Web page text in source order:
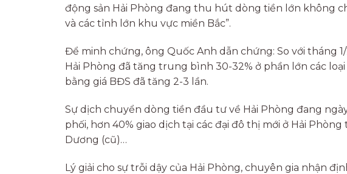
động sản Hải Phòng đang thu hút dòng tiền lớn không
và các tỉnh lớn khu vực miền Bắc”.
Để minh chứng, ông Quốc Anh dẫn chứng: So với tháng
Hải Phòng đã tăng trung bình 30-32% ở phần lớn các
bằng giá BĐS đã tăng 2-3 lần.
Sự dịch chuyển dòng tiền đầu tư về Hải Phòng đang
phối, hơn 40% giao dịch tại các đại đô thị mới ở Hải
Dương (cũ)…
Lý giải cho sự trỗi dậy của Hải Phòng, chuyên gia nhận